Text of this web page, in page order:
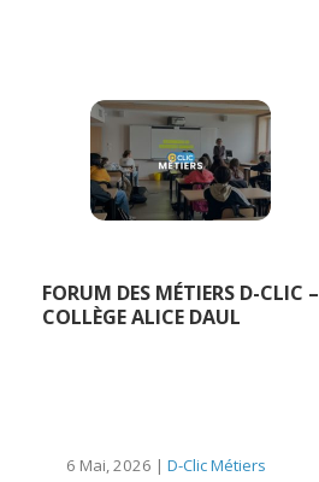
FORUM DES MÉTIERS D-CLIC –
COLLÈGE ALICE DAUL
6 Mai, 2026 | D-Clic Métiers